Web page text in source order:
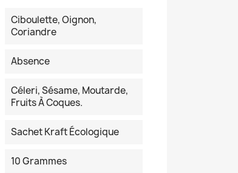
Ciboulette, Oignon,
Coriandre
Absence
Céleri, Sésame, Moutarde,
Fruits À Coques.
Sachet Kraft Écologique
10 Grammes